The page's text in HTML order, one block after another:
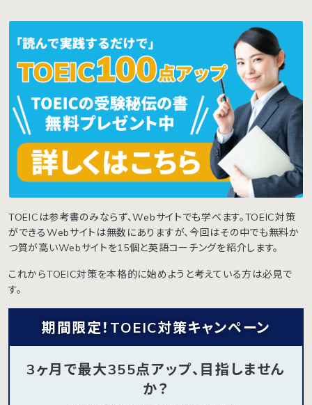
TOEICは参考書のみならず、Webサイトでも学べます。TOEIC対策
ができるWebサイトは無数にありますが、今回はその中でも無料か
つ質が高いWebサイトを15個と英語コーチングを紹介します。
これからTOEIC対策を本格的に始めようと考えている方は必見で
す。
期間限定！TOEIC対策キャンペーン
3ヶ月で最大355点アップ、目指しません
か？